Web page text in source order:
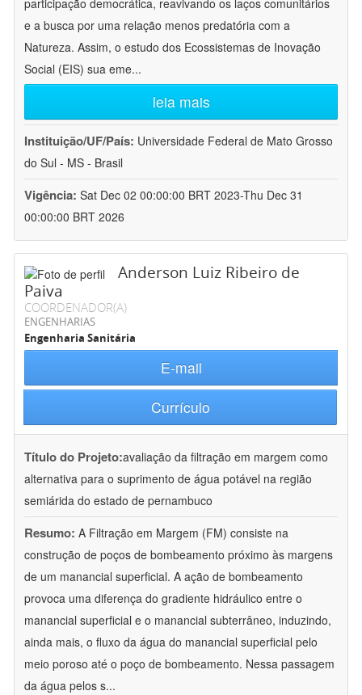
participação democrática, reavivando os laços comunitários
e a busca por uma relação menos predatória com a
Natureza. Assim, o estudo dos Ecossistemas de Inovação
Social (EIS) sua eme...
leia mais
Instituição/UF/País: Universidade Federal de Mato Grosso
do Sul - MS - Brasil
Vigência: Sat Dec 02 00:00:00 BRT 2023-Thu Dec 31
00:00:00 BRT 2026
Anderson Luiz Ribeiro de
Paiva
COORDENADOR(A)
ENGENHARIAS
Engenharia Sanitária
E-mail
Currículo
Título do Projeto:avaliação da filtração em margem como
alternativa para o suprimento de água potável na região
semiárida do estado de pernambuco
Resumo: A Filtração em Margem (FM) consiste na
construção de poços de bombeamento próximo às margens
de um manancial superficial. A ação de bombeamento
provoca uma diferença do gradiente hidráulico entre o
manancial superficial e o manancial subterrâneo, induzindo,
ainda mais, o fluxo da água do manancial superficial pelo
meio poroso até o poço de bombeamento. Nessa passagem
da água pelos s...